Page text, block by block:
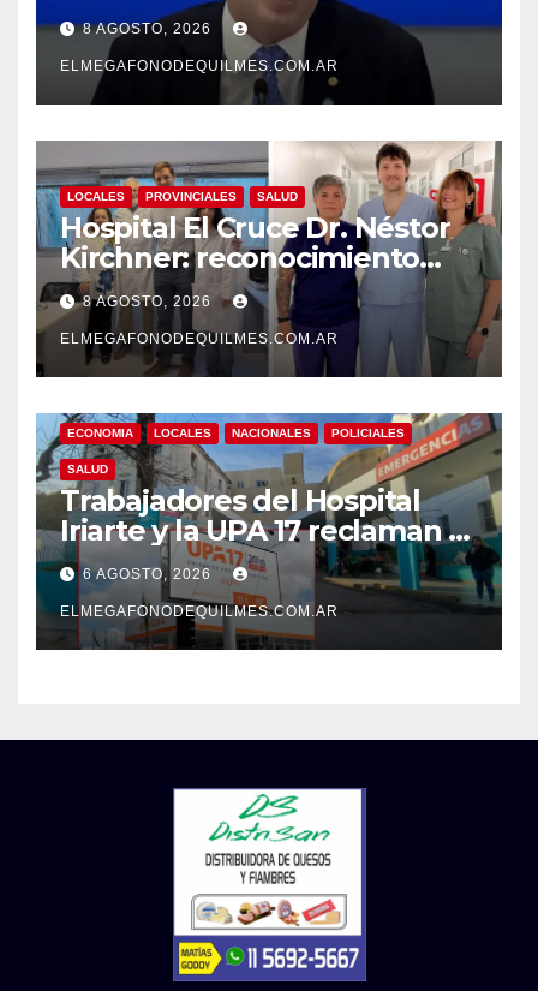
presidente del BCRA
responde con una risita
8 AGOSTO, 2026
ELMEGAFONODEQUILMES.COM.AR
LOCALES PROVINCIALES SALUD
Hospital El Cruce Dr. Néstor
Kirchner: reconocimiento
internacional a la calidad de
su atención
8 AGOSTO, 2026
ELMEGAFONODEQUILMES.COM.AR
ECONOMIA LOCALES NACIONALES POLICIALES
SALUD
Trabajadores del Hospital
Iriarte y la UPA 17 reclaman el
pase a planta de becarios y
mejoras laborales
6 AGOSTO, 2026
ELMEGAFONODEQUILMES.COM.AR